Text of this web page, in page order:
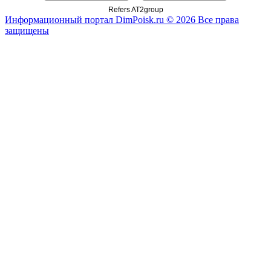
Refers AT2group
Информационный портал DimPoisk.ru © 2026 Все права
защищены